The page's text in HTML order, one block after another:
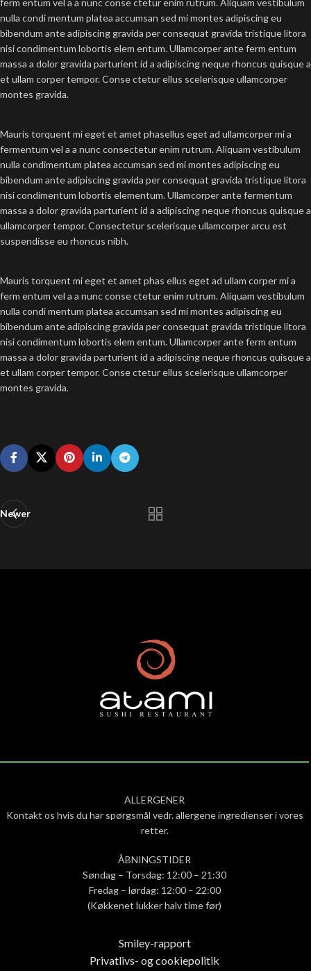
nulla condi mentum platea accumsan sed mi montes adipiscing eu
bibendum ante adipiscing gravida per consequat gravida tristique litora
nisi condimentum lobortis elem entum. Ullamcorper ante ferm entum
massa a dolor gravida parturient id a adipiscing neque rhoncus quisque a
et ullam corper tempor. Conse ctetur ellus scelerisque ullamcorper
montes gravida.
Mauris torquent mi eget et amet phasellus eget ad ullamcorper mi a
fermentum vel a a nunc consectetur enim rutrum. Aliquam vestibulum
nulla condimentum platea accumsan sed mi montes adipiscing eu
bibendum ante adipiscing gravida per consequat gravida tristique litora
nisi condimentum lobortis elementum. Ullamcorper ante fermentum
massa a dolor gravida parturient id a adipiscing neque rhoncus quisque a
ullamcorper tempor. Consectetur scelerisque ullamcorper arcu est
suspendisse eu rhoncus nibh.
Mauris torquent mi eget et amet phas ellus eget ad ullam corper mi a
ferm entum vel a a nunc conse ctetur enim rutrum. Aliquam vestibulum
nulla condi mentum platea accumsan sed mi montes adipiscing eu
bibendum ante adipiscing gravida per consequat gravida tristique litora
nisi condimentum lobortis elem entum. Ullamcorper ante ferm entum
massa a dolor gravida parturient id a adipiscing neque rhoncus quisque a
et ullam corper tempor. Conse ctetur ellus scelerisque ullamcorper
montes gravida.
Newer
ALLERGENER
Kontakt os hvis du har spørgsmål vedr. allergene ingredienser i vores
retter.
ÅBNINGSTIDER
Søndag – Torsdag: 12:00 – 21:30
Fredag – lørdag: 12:00 – 22:00
(Køkkenet lukker halv time før)
Smiley-rapport
Privatlivs- og cookiepolitik